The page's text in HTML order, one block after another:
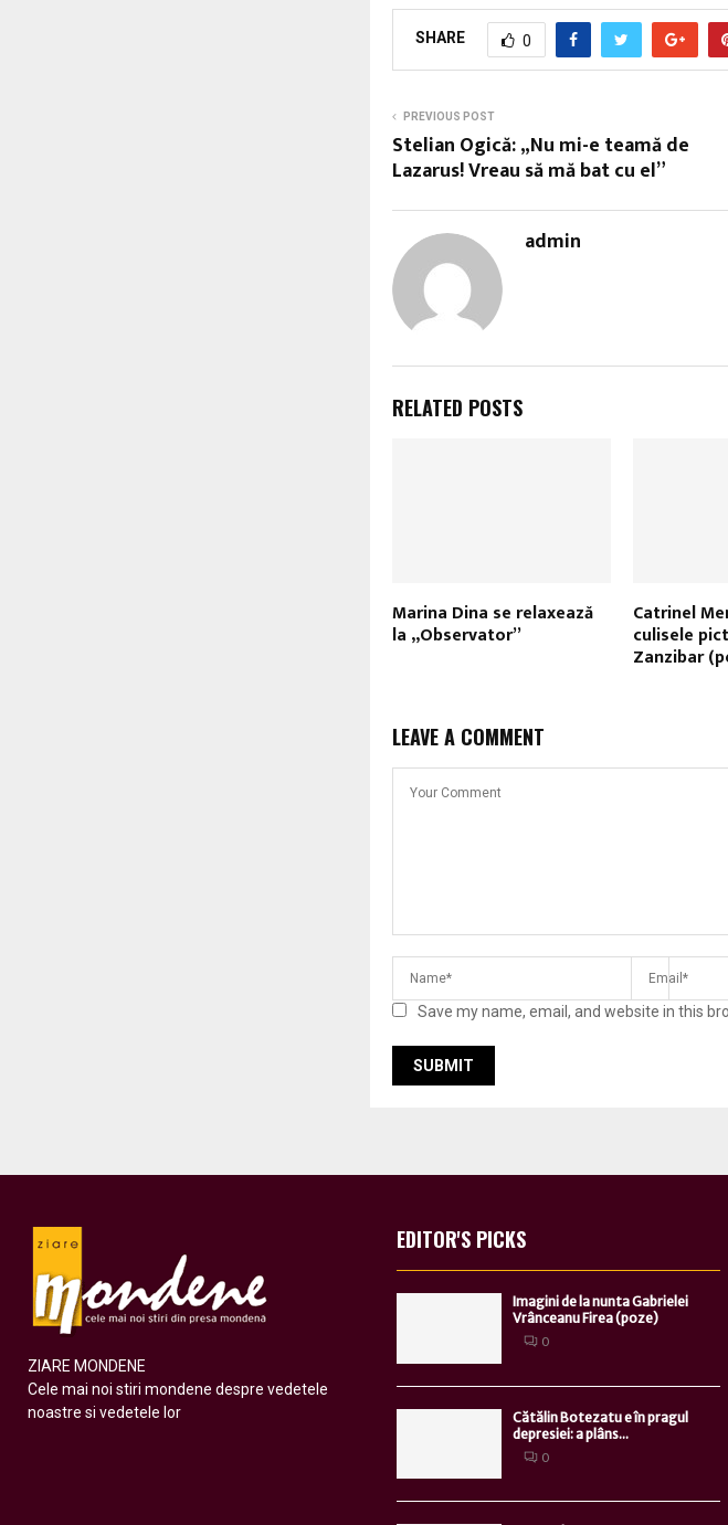
SHARE 0
PREVIOUS POST
Stelian Ogică: „Nu mi-e teamă de
Lazarus! Vreau să mă bat cu el”
admin
RELATED POSTS
Marina Dina se relaxează
la „Observator”
Catrinel
culisele
Zanzibar
LEAVE A COMMENT
Save my name, email, and website in this
ZIARE MONDENE
Cele mai noi stiri mondene despre vedetele
noastre si vedetele lor
EDITOR'S PICKS
Imagini de la nunta Gabrielei
Vrânceanu Firea (poze)
0
Cătălin Botezatu e în pragul
depresiei: a plâns...
0